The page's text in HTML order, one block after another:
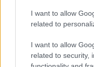
I want to allow
related to
I want to allow
related to security,